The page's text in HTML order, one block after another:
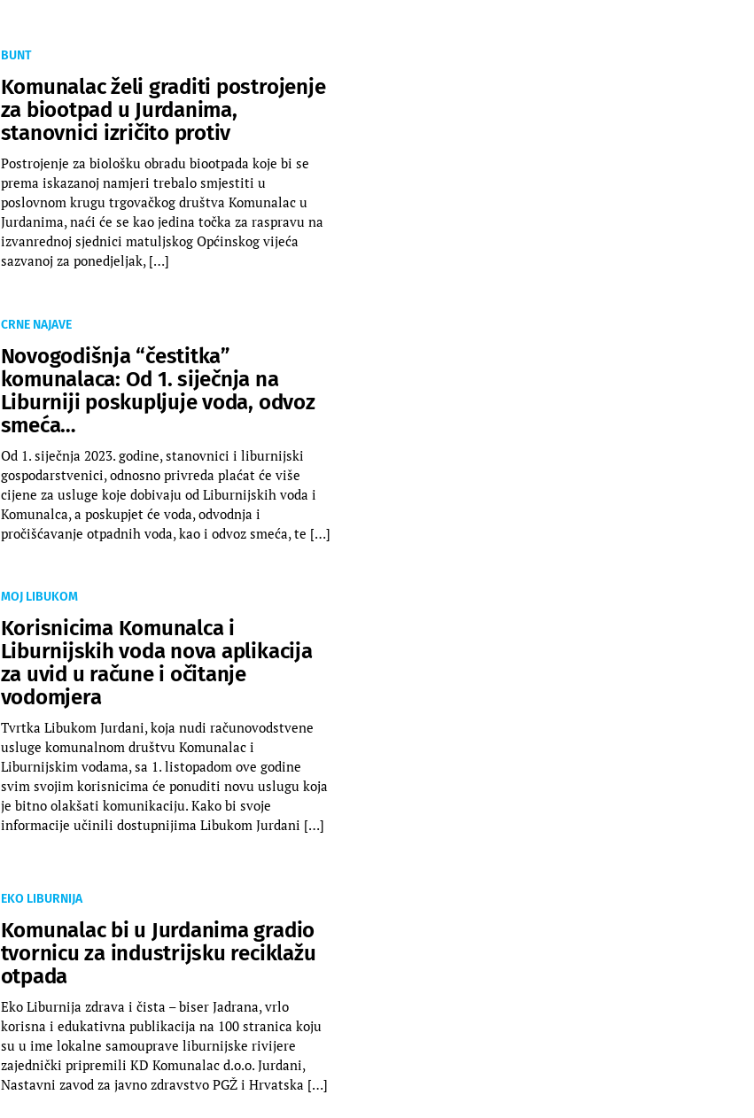
BUNT
Komunalac želi graditi postrojenje
za biootpad u Jurdanima,
stanovnici izričito protiv
Postrojenje za biološku obradu biootpada koje bi se
prema iskazanoj namjeri trebalo smjestiti u
poslovnom krugu trgovačkog društva Komunalac u
Jurdanima, naći će se kao jedina točka za raspravu na
izvanrednoj sjednici matuljskog Općinskog vijeća
sazvanoj za ponedjeljak, […]
CRNE NAJAVE
Novogodišnja “čestitka”
komunalaca: Od 1. siječnja na
Liburniji poskupljuje voda, odvoz
smeća…
Od 1. siječnja 2023. godine, stanovnici i liburnijski
gospodarstvenici, odnosno privreda plaćat će više
cijene za usluge koje dobivaju od Liburnijskih voda i
Komunalca, a poskupjet će voda, odvodnja i
pročišćavanje otpadnih voda, kao i odvoz smeća, te […]
MOJ LIBUKOM
Korisnicima Komunalca i
Liburnijskih voda nova aplikacija
za uvid u račune i očitanje
vodomjera
Tvrtka Libukom Jurdani, koja nudi računovodstvene
usluge komunalnom društvu Komunalac i
Liburnijskim vodama, sa 1. listopadom ove godine
svim svojim korisnicima će ponuditi novu uslugu koja
je bitno olakšati komunikaciju. Kako bi svoje
informacije učinili dostupnijima Libukom Jurdani […]
EKO LIBURNIJA
Komunalac bi u Jurdanima gradio
tvornicu za industrijsku reciklažu
otpada
Eko Liburnija zdrava i čista – biser Jadrana, vrlo
korisna i edukativna publikacija na 100 stranica koju
su u ime lokalne samouprave liburnijske rivijere
zajednički pripremili KD Komunalac d.o.o. Jurdani,
Nastavni zavod za javno zdravstvo PGŽ i Hrvatska […]